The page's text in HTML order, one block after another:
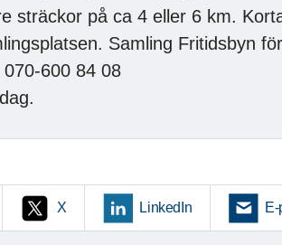
sträckor på ca 4 eller 6 km.
Samling Fritidsbyn
600 84 08
X LinkedIn